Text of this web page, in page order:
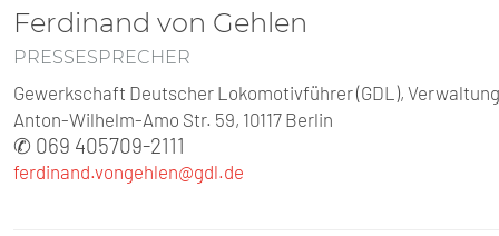
Ferdinand von Gehlen
PRESSESPRECHER
Gewerkschaft Deutscher Lokomotivführer (GDL),
Anton-Wilhelm-Amo Str. 59, 10117 Berlin
✆ 069 405709-2111
ferdinand.vongehlen@gdl.de